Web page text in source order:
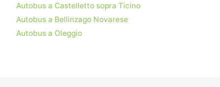
Autobus a Castelletto sopra Ticino
Autobus a Bellinzago Novarese
Autobus a Oleggio